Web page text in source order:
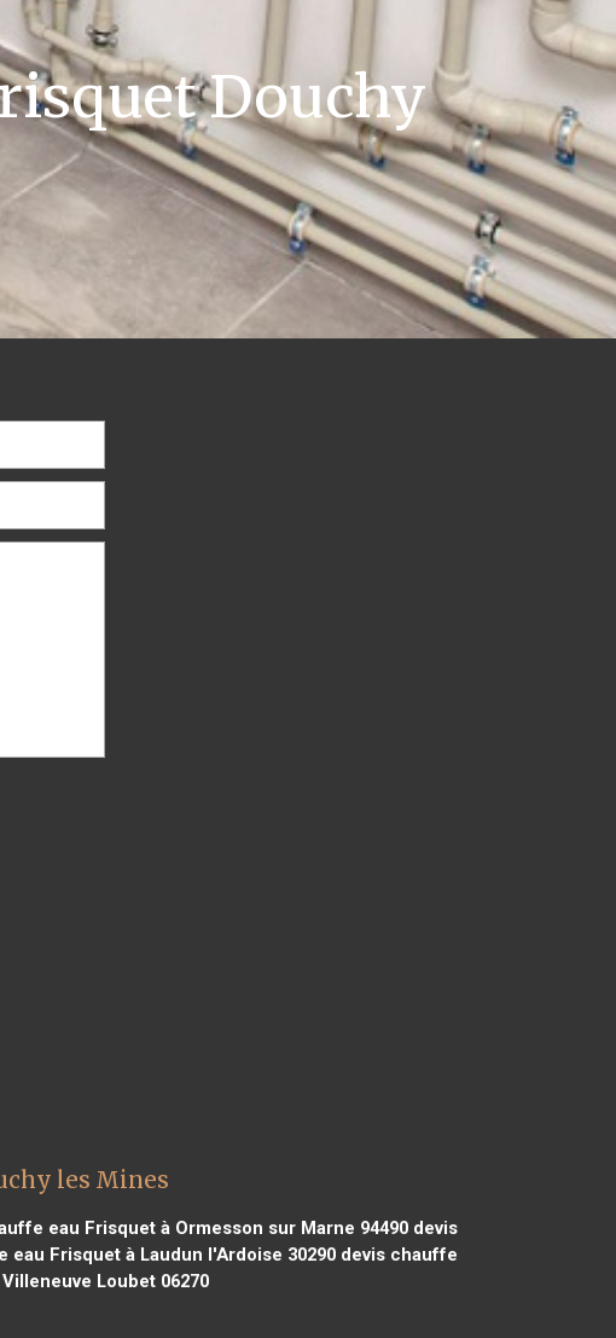
Douchy
les Mines
eau Frisquet à Ormesson sur Marne 94490 devis
eau Frisquet à Laudun l'Ardoise 30290 devis chauffe
Loubet 06270